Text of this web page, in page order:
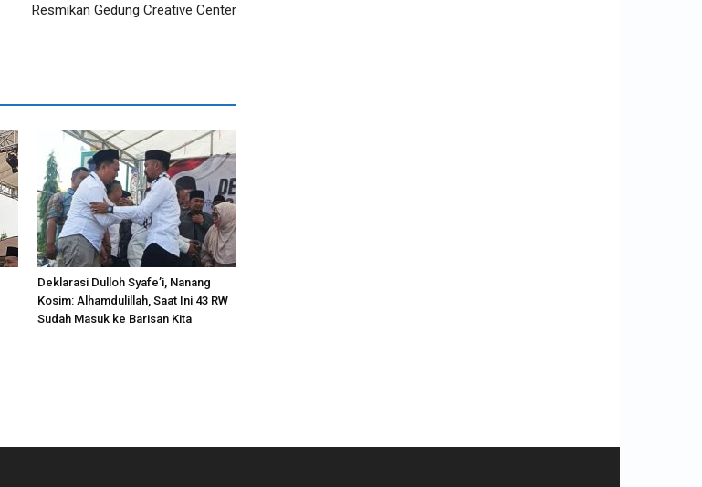
Resmikan Gedung Creative Center
Deklarasi Dulloh Syafe’i, Nanang
Kosim: Alhamdulillah, Saat Ini 43 RW
Sudah Masuk ke Barisan Kita